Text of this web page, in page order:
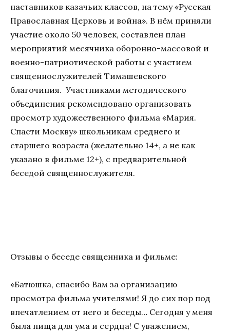
наставников казачьих классов, на тему «Русская
Православная Церковь и война». В нём приняли
участие около 50 человек, составлен план
мероприятий месячника оборонно-массовой и
военно-патриотической работы с участием
священнослужителей Тимашевского
благочиния. Участниками методического
объединения рекомендовано организовать
просмотр художественного фильма «Мария.
Спасти Москву» школьникам среднего и
старшего возраста (желательно 14+, а не как
указано в фильме 12+), с предварительной
беседой священнослужителя.
Отзывы о беседе священника и фильме:
«Батюшка, спасибо Вам за организацию
просмотра фильма учителями! Я до сих пор под
впечатлением от него и беседы… Сегодня у меня
была пища для ума и сердца! С уважением,